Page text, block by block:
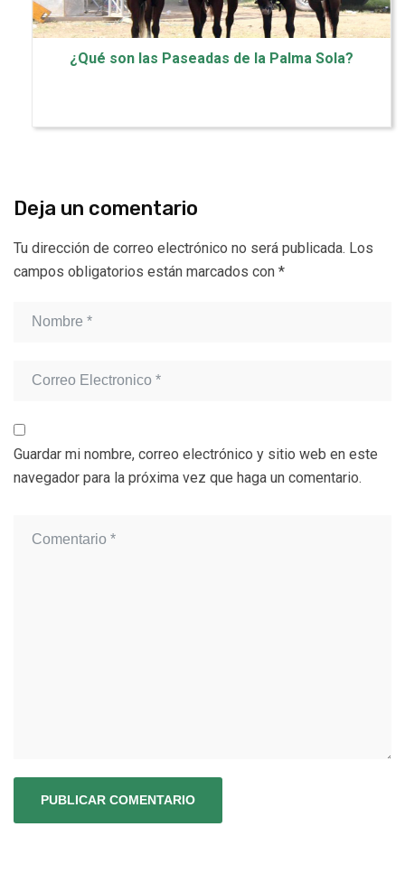
¿Qué son las Paseadas de la Palma Sola?
Deja un comentario
Tu dirección de correo electrónico no será publicada. Los
campos obligatorios están marcados con *
Guardar mi nombre, correo electrónico y sitio web en este
navegador para la próxima vez que haga un comentario.